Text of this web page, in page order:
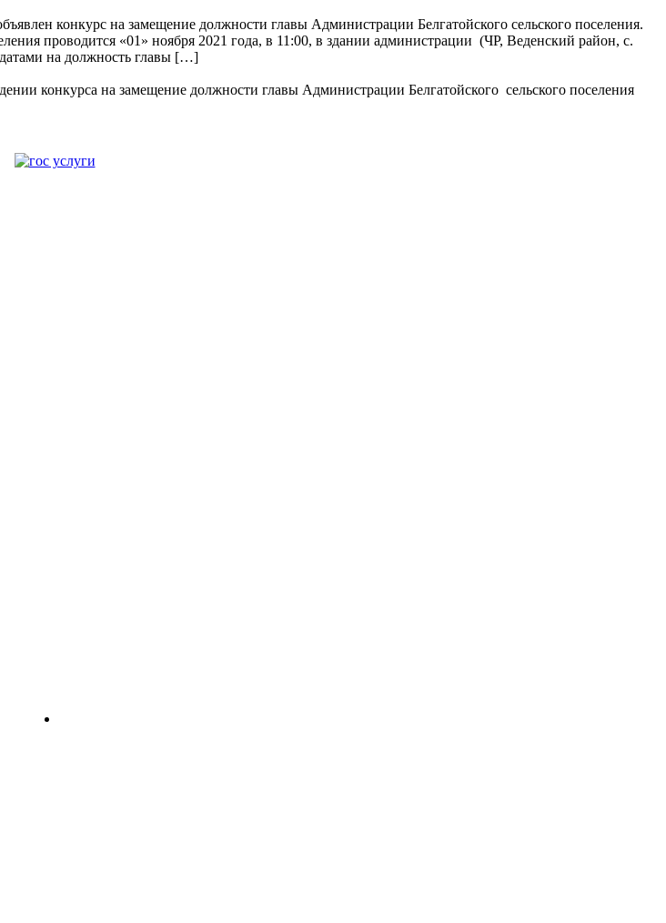
конкурс на замещение должности главы Администрации Белгатойского сельского поселения.
проводится «01» ноября 2021 года, в 11:00, в здании администрации (ЧР, Веденский район, с.
на должность главы […]
конкурса на замещение должности главы Администрации Белгатойского сельского поселения